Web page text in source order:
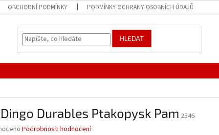
OBCHODNÍ PODMÍNKY PODMÍNKY OCHRANY OSOBNÍCH ÚDAJŮ
HLEDAT
Durables Ptakopysk Pam 2546
Podrobnosti hodnocení